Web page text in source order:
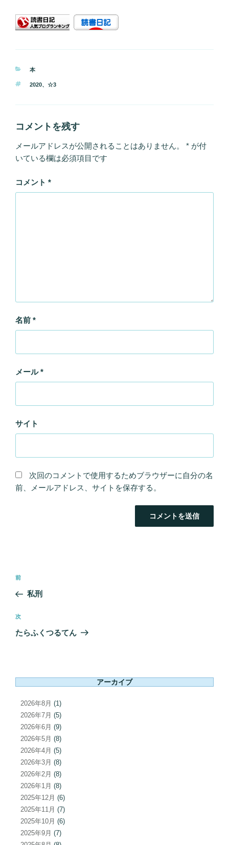
カ
ゴ
ー
本
タ
2020、 ☆3
コメントを残す
メールアドレスが公開されることはありません。 * が付
いている欄は必須項目です
コメント *
名前 *
メール*
サイト
次回のコメントで使用するためブラウザーに自分の名
前、メールアドレス、サイトを保存する。
ナ
ビ
ー
ン
前
の
稿
前
私刑
次
の
次
たらふくつるてん
アーカイブ
2026年8月 (1)
2026年7月 (5)
2026年6月 (9)
2026年5月 (8)
2026年4月 (5)
2026年3月 (8)
2026年2月 (8)
2026年1月 (8)
2025年12月 (6)
2025年11月 (7)
2025年10月 (6)
2025年9月 (7)